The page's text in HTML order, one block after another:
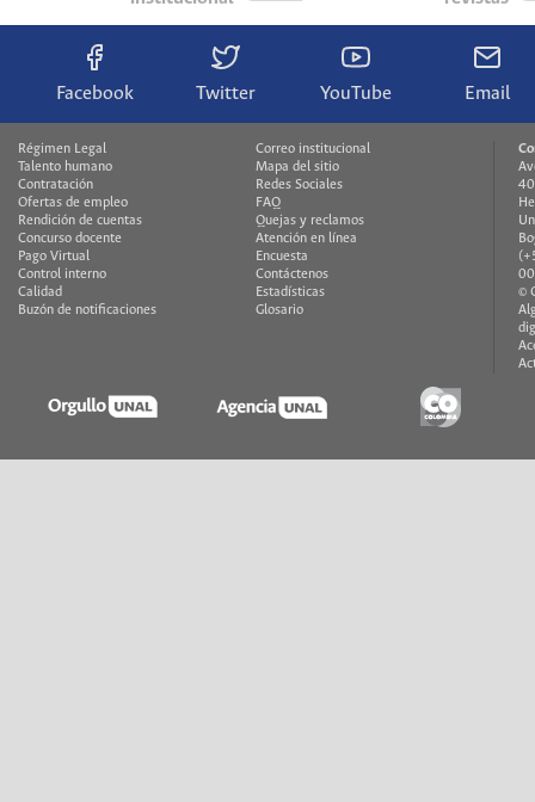
Facebook Twitter YouTube Email
Régimen Legal
Talento humano
Contratación
Ofertas de empleo
Rendición de cuentas
Concurso docente
Pago Virtual
Control interno
Calidad
Buzón de notificaciones
Correo institucional
Mapa del sitio
Redes Sociales
FAQ
Quejas y reclamos
Atención en línea
Encuesta
Contáctenos
Estadísticas
Glosario
©